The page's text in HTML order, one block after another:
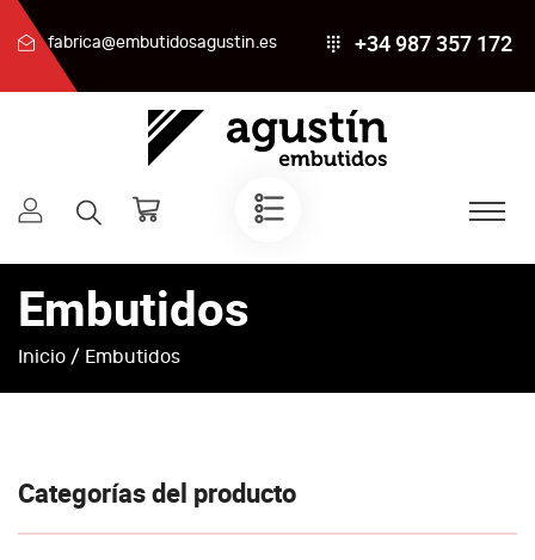
fabrica@embutidosagustin.es +34 987 357 172
Embutidos
Inicio / Embutidos
Categorías del producto